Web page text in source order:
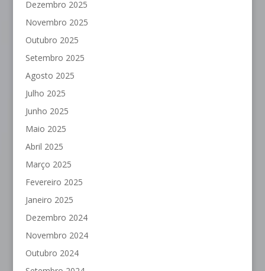
Dezembro 2025
Novembro 2025
Outubro 2025
Setembro 2025
Agosto 2025
Julho 2025
Junho 2025
Maio 2025
Abril 2025
Março 2025
Fevereiro 2025
Janeiro 2025
Dezembro 2024
Novembro 2024
Outubro 2024